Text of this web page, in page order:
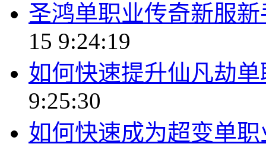
圣鸿单职业传奇新服
15 9:24:19
如何快速提升仙凡劫
9:25:30
如何快速成为超变单